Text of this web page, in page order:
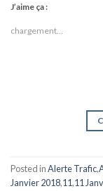
J’aime ça :
chargement…
Posted inAlerte Trafic,
Janvier 2018,11,11